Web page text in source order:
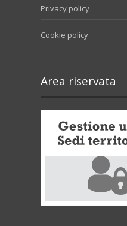
Privacy policy
Cookie policy
Area riservata